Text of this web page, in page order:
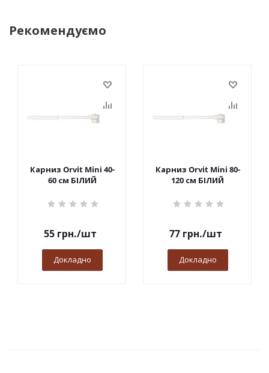
Рекомендуємо
Карниз Orvit Mini 40-
60 см БІЛИЙ
55грн./шт
Докладно
Карниз Orvit Mini 80-
120 см БІЛИЙ
77грн./шт
Докладно